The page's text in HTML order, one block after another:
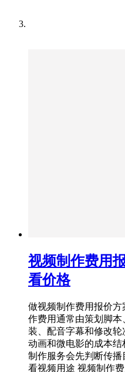
视频制作费用
看价格
做视频制作费用报价
作费用通常由策划脚
装、配音字幕和修改
动画和微电影的成本
制作服务会先判断传
看视频用途 视频制作